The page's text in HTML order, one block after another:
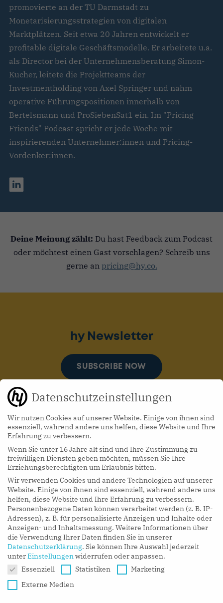
promovierte an der TU Darmstadt zu
Monetarisierungsstrategien von digitalen
Marktplätzen. Seit etwa 20 Jahren entwickelt er
profitable digitale Geschäftsmodelle. Er arbeitete u.a.
als Director bei der Unternehmensberatung Simon-
Kucher, leitete die Projektteams der
Investmentholding von Axel Springer und nahm
operative Führungspositionen innerhalb von
Bertelsmann und ProSiebenSat1 ein. Im "Pricing
Friends" Podcast spricht er jede Woche mit
inspirierenden Unternehmer:innen und Pricing-
Vordenker:innen.
Deine Meinung zählt: Du hast Feedback zum Podcast
oder möchtest einen Gast vorschlagen? Schreib uns
gerne an pricing@hy.co.
hy Podcasts
LISTEN NOW
hy Newsletter
SUBSCRIBE NOW
Datenschutzeinstellungen
Wir nutzen Cookies auf unserer Website. Einige von ihnen sind
essenziell, während andere uns helfen, diese Website und Ihre
Erfahrung zu verbessern.
Wenn Sie unter 16 Jahre alt sind und Ihre Zustimmung zu
freiwilligen Diensten geben möchten, müssen Sie Ihre
Erziehungsberechtigten um Erlaubnis bitten.
Wir verwenden Cookies und andere Technologien auf unserer
Website. Einige von ihnen sind essenziell, während andere uns
helfen, diese Website und Ihre Erfahrung zu verbessern.
Personenbezogene Daten können verarbeitet werden (z. B. IP-
Adressen), z. B. für personalisierte Anzeigen und Inhalte oder
Anzeigen- und Inhaltsmessung. Weitere Informationen über
die Verwendung Ihrer Daten finden Sie in unserer
Datenschutzerklärung. Sie können Ihre Auswahl jederzeit
unterEinstellungenwiderrufen oder anpassen.
Datenschutzeinstellungen
Essenziell Statistiken
Marketing
Externe Medien